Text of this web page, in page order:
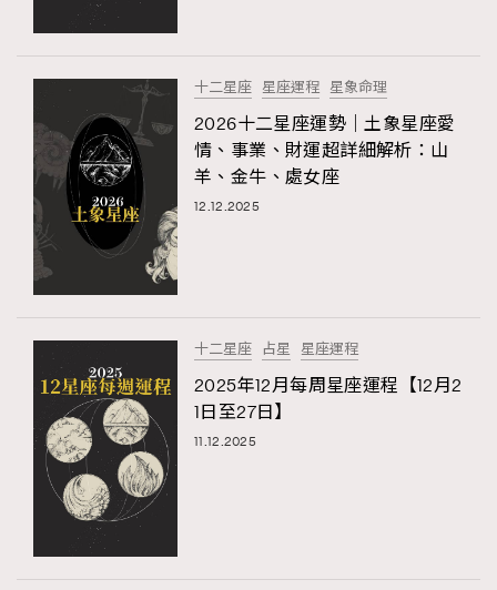
大時代小事情 42
時尚熱話 537
時尚配飾 297
時裝心理學 2
煲劇日常
本人已詳閱並同意遵守本文列明條款及細則。 請瀏覽
(nmg.com.hk/privacy
本人願意接收新傳媒集團的最新消息及其他宣傳資訊，本人同意
新傳媒集團使用本人的個人資料於任何推廣用途。
當巨蟹座遇上處女座 Tyson Yoshi x 林家謙
十二星座 星座運程 星象命理
2026十二星座運勢｜土象星座愛
情、事業、財運超詳細解析：山
羊、金牛、處女座
12.12.2025
十二星座 占星 星座運程
2025年12月每周星座運程【12月2
1日至27日】
11.12.2025